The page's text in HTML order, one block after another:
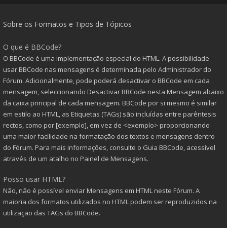
Sobre os Formatos e Tipos de Tópicos
O que é BBCode?
O BBCode é uma implementação especial do HTML. A possibilidade
usar BBCode nas mensagens é determinada pelo Administrador do
Fórum. Adicionalmente, pode poderá desactivar o BBCode em cada
mensagem, seleccionando Desactivar BBCode nesta Mensagem abaixo
da caixa principal de cada mensagem. BBCode por si mesmo é similar
em estilo ao HTML, as Etiquetas (TAGs) são incluídas entre parêntesis
rectos, como por [exemplo], em vez de <exemplo> proporcionando
uma maior facilidade na formatação dos textos e mensagens dentro
do Fórum. Para mais informações, consulte o Guia BBCode, acessível
através de um atalho no Painel de Mensagens.
Posso usar HTML?
Não, não é possível enviar Mensagens em HTML neste Fórum. A
maioria dos formatos utilizados no HTML podem ser reproduzidos na
utilização das TAGs do BBCode.